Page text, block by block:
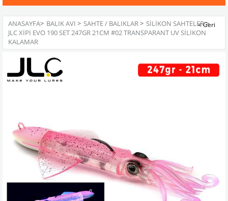
ANASAYFA> BALIK AVI > SAHTE / BALIKLAR> SILIKON SAHTELER>
JLC XIPI EVO 190 SET 247GR 21CM #02 TRANSPARANT UV SILIKON
KALAMAR